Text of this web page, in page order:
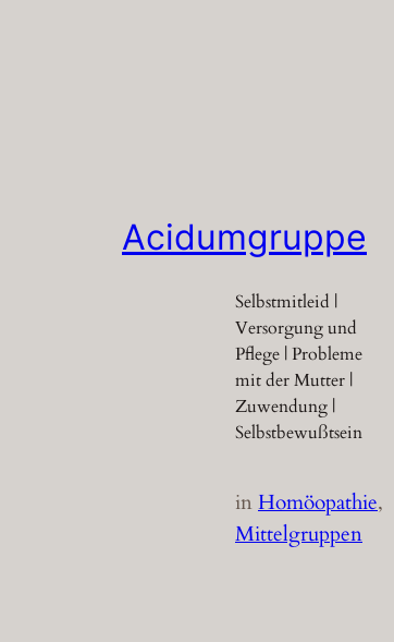
Acidumgruppe
Selbstmitleid |
Versorgung und
Pflege | Probleme
mit der Mutter |
Zuwendung |
Selbstbewußtsein
inHomöopathie
Mittelgruppen